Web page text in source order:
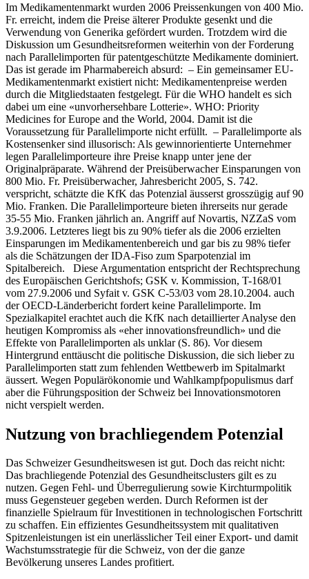
Im Medikamentenmarkt wurden 2006 Preissenkungen von 400 Mio.
Fr. erreicht, indem die Preise älterer Produkte gesenkt und die
Verwendung von Generika gefördert wurden. Trotzdem wird die
Diskussion um Gesundheitsreformen weiterhin von der Forderung
nach Parallelimporten für patentgeschützte Medikamente dominiert.
Das ist gerade im Pharmabereich absurd: – Ein gemeinsamer EU-
Medikamentenmarkt existiert nicht: Medikamentenpreise werden
durch die Mitgliedstaaten festgelegt. Für die WHO handelt es sich
dabei um eine «unvorhersehbare Lotterie». WHO: Priority
Medicines for Europe and the World, 2004. Damit ist die
Voraussetzung für Parallelimporte nicht erfüllt. – Parallelimporte als
Kostensenker sind illusorisch: Als gewinnorientierte Unternehmer
legen Parallelimporteure ihre Preise knapp unter jene der
Originalpräparate. Während der Preisüberwacher Einsparungen von
800 Mio. Fr. Preisüberwacher, Jahresbericht 2005, S. 742.
verspricht, schätzte die KfK das Potenzial äusserst grosszügig auf 90
Mio. Franken. Die Parallelimporteure bieten ihrerseits nur gerade
35-55 Mio. Franken jährlich an. Angriff auf Novartis, NZZaS vom
3.9.2006. Letzteres liegt bis zu 90% tiefer als die 2006 erzielten
Einsparungen im Medikamentenbereich und gar bis zu 98% tiefer
als die Schätzungen der IDA-Fiso zum Sparpotenzial im
Spitalbereich. Diese Argumentation entspricht der Rechtsprechung
des Europäischen Gerichtshofs; GSK v. Kommission, T-168/01
vom 27.9.2006 und Syfait v. GSK C-53/03 vom 28.10.2004. auch
der OECD-Länderbericht fordert keine Parallelimporte. Im
Spezialkapitel erachtet auch die KfK nach detaillierter Analyse den
heutigen Kompromiss als «eher innovationsfreundlich» und die
Effekte von Parallelimporten als unklar (S. 86). Vor diesem
Hintergrund enttäuscht die politische Diskussion, die sich lieber zu
Parallelimporten statt zum fehlenden Wettbewerb im Spitalmarkt
äussert. Wegen Populärökonomie und Wahlkampfpopulismus darf
aber die Führungsposition der Schweiz bei Innovationsmotoren
nicht verspielt werden.
Nutzung von brachliegendem Potenzial
Das Schweizer Gesundheitswesen ist gut. Doch das reicht nicht:
Das brachliegende Potenzial des Gesundheitsclusters gilt es zu
nutzen. Gegen Fehl- und Überregulierung sowie Kirchturmpolitik
muss Gegensteuer gegeben werden. Durch Reformen ist der
finanzielle Spielraum für Investitionen in technologischen Fortschritt
zu schaffen. Ein effizientes Gesundheitssystem mit qualitativen
Spitzenleistungen ist ein unerlässlicher Teil einer Export- und damit
Wachstumsstrategie für die Schweiz, von der die ganze
Bevölkerung unseres Landes profitiert.